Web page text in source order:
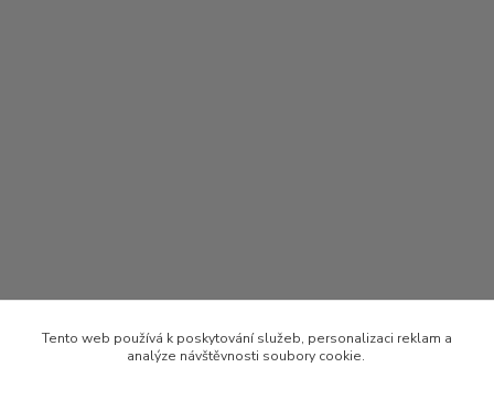
Tento web používá k poskytování služeb, personalizaci reklam a
analýze návštěvnosti soubory cookie.